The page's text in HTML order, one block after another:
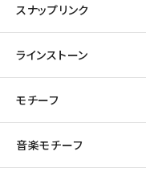
スナップリンク
ラインストーン
モチーフ
音楽モチーフ